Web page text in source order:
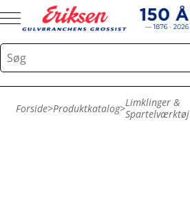
Forside>Produktkatalog>Limklinger &
Spartelværktøj